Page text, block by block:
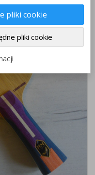
pliki cookie
pliki cookie